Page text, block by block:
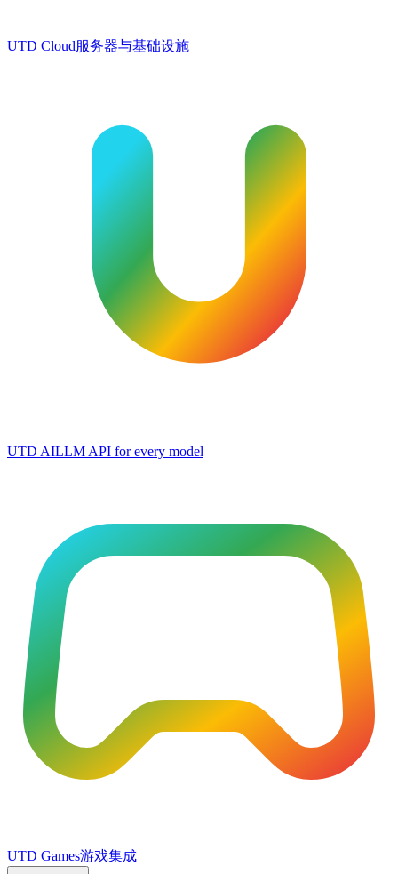
UTD Cloud服务器与基础设施
UTD AILLM API for every model
UTD Games游戏集成